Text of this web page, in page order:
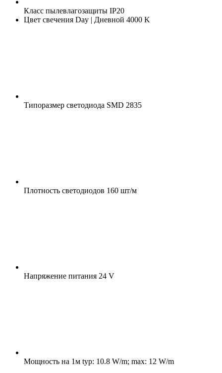
Класс пылевлагозащиты IP20
Цвет свечения Day | Дневной 4000 K
Типоразмер светодиода SMD 2835
Плотность светодиодов 160 шт/м
Напряжение питания 24 V
Мощность на 1м typ: 10.8 W/m; max: 12 W/m